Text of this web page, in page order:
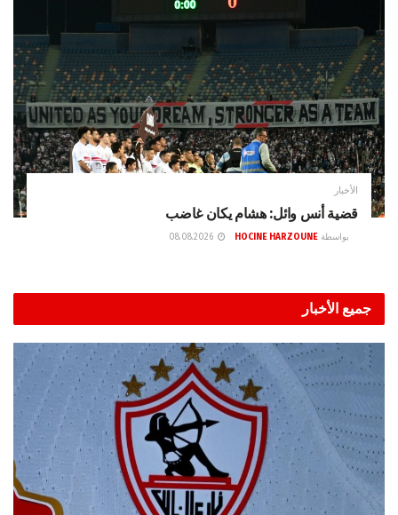
الأخبار
قضية أنس وائل: هشام يكان غاضب
بواسطة HOCINE HARZOUNE
جميع الأخبار